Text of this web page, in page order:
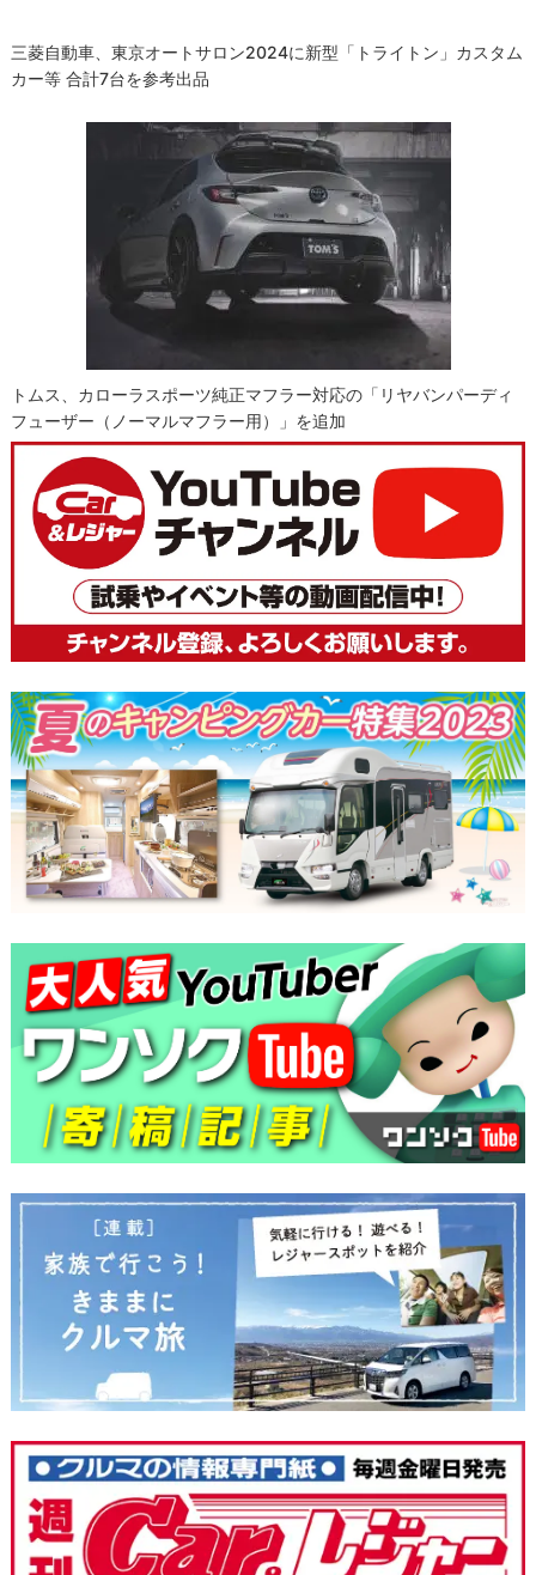
三菱自動車、東京オートサロン2024に新型「トライトン」カスタム
カー等 合計7台を参考出品
トムス、カローラスポーツ純正マフラー対応の「リヤバンパーディ
フューザー（ノーマルマフラー用）」を追加